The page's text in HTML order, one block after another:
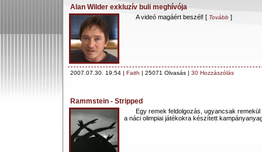
Alan Wilder exkluzív buli meghívója
A videó magáért beszél! [ Tovább ]
2007.07.30. 19:54 | Faith | 25071 Olvasás | 30 Hozzászólás
Rammstein - Stripped
Egy remek feldolgozás, ugyancsak
a náci olimpiai játékokra készített